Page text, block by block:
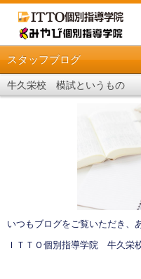
スタッフブログ
牛久栄校 模試というもの
いつもブログをご覧いただき、
ＩＴＴＯ個別指導学院 牛久栄